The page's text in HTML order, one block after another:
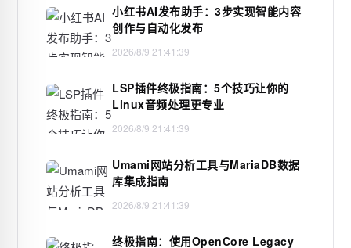
小红书AI发布助手：3步实现智能内容
创作与自动化发布
2026/8/9 21:41:39
LSP插件终极指南：5个技巧让你的
Linux音频处理更专业
2026/8/9 21:41:39
Umami网站分析工具与MariaDB数据
库集成指南
2026/8/9 21:41:39
终极指南：使用OpenCore Legacy